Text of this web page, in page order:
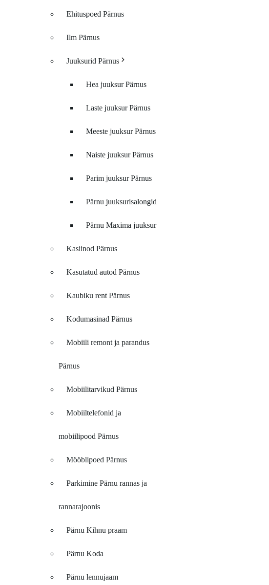
Ehituspoed Pärnus
Ilm Pärnus
Juuksurid Pärnus
Hea juuksur Pärnus
Laste juuksur Pärnus
Meeste juuksur Pärnus
Naiste juuksur Pärnus
Parim juuksur Pärnus
Pärnu juuksurisalongid
Pärnu Maxima juuksur
Kasiinod Pärnus
Kasutatud autod Pärnus
Kaubiku rent Pärnus
Kodumasinad Pärnus
Mobiili remont ja parandus
Pärnus
Mobiilitarvikud Pärnus
Mobiiltelefonid ja
mobiilipood Pärnus
Mööblipoed Pärnus
Parkimine Pärnu rannas ja
rannarajoonis
Pärnu Kihnu praam
Pärnu Koda
Pärnu lennujaam